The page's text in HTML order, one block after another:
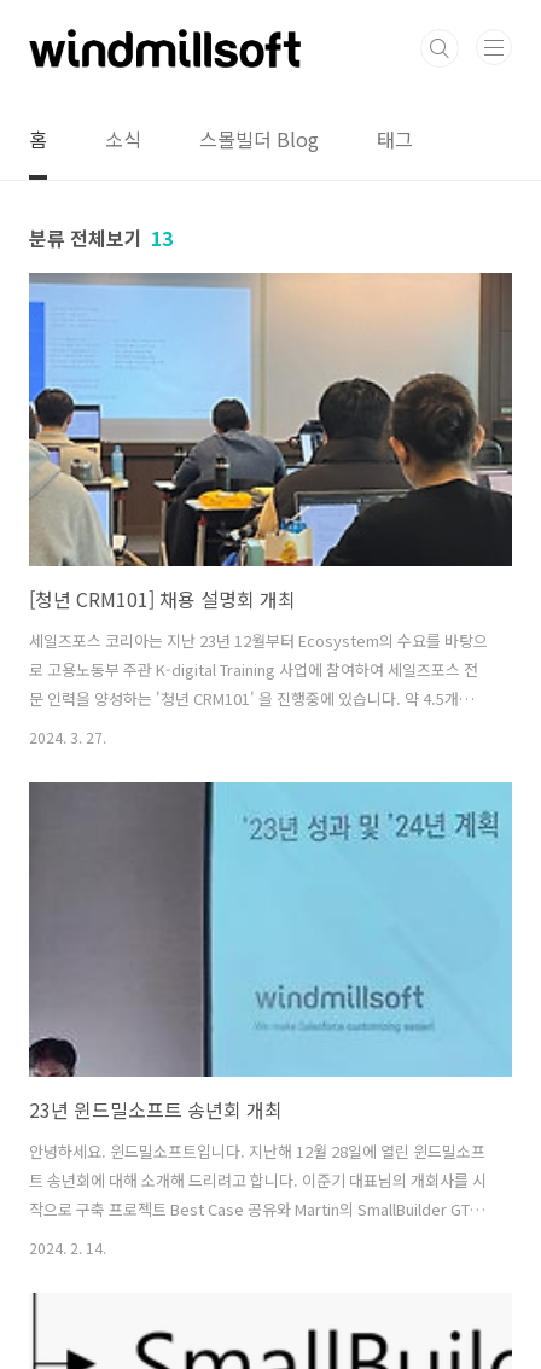
홈 소식 스몰빌더 Blog 태그
분류 전체보기 13
[청년 CRM101] 채용 설명회 개최
세일즈포스 코리아는 지난 23년 12월부터 Ecosystem의 수요를 바탕으
로 고용노동부 주관 K-digital Training 사업에 참여하여 세일즈포스 전
문 인력을 양성하는 '청년 CRM101' 을 진행중에 있습니다. 약 4.5개월의
교육과정을 통해 세일즈포스 직군 채용이 필요한 파트너사와 채용연계
서 윈드밀소프트도 교육생 30여명을 대상으로 채용설명회를 개최했습니
다. 1시간이라는 짧은 시간동안 교육생 여러분의 열정적인 관심과 궁금
증에 진심으로 감사드리며, 뜻깊은 자리를 마련해주신 세일즈포스 관계
2024. 3. 27.
23년 윈드밀소프트 송년회 개최
안녕하세요. 윈드밀소프트입니다. 지난해 12월 28일에 열린 윈드밀소프
트 송년회에 대해 소개해 드리려고 합니다. 이준기 대표님의 개회사를 시
작으로 구축 프로젝트 Best Case 공유와 Martin의 SmallBuilder GTM
발표 및 데모 시현을 통해 23년 한해동안의 성과와 개선 방안등을 공유하
성과 및 24년 계획을 공유하는 시간을 통해 한해를 마무리하는 시간을 가
졌습니다. 윈드밀소프트의 송년회는 이렇게 마무리되었습니다. 23년 한
해 동안 윈드밀소프트를 응원해주신 모든 분들께 감사드리고, 24년에도
2024. 2. 14.